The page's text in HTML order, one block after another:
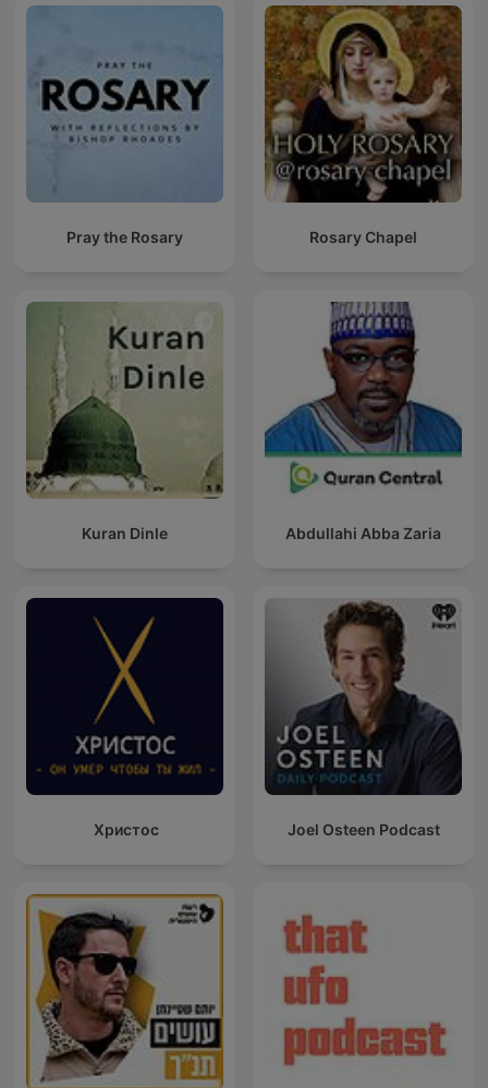
Pray the Rosary Rosary Chapel
Kuran Dinle Abdullahi Abba Zaria
Христос Joel Osteen Podcast